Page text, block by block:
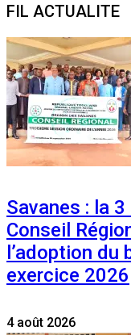
FIL ACTUALITE
Savanes : la
Conseil
l’adoption
exercice 2026
4 août 2026